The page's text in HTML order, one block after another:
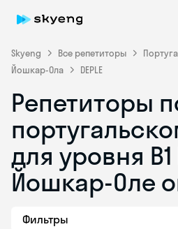
Skyeng Все репетиторы
Йошкар-Ола
DEPLE
Репетиторы
для уровня B1
Йошкар-Оле
Фильтры
Skyeng Chat
online